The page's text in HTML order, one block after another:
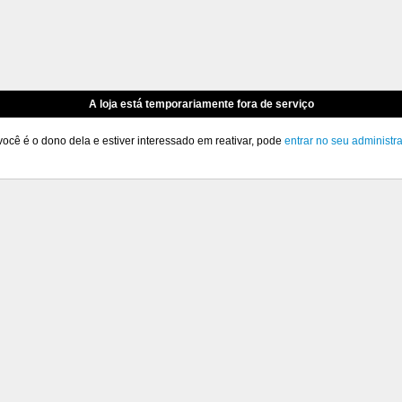
A loja está temporariamente fora de serviço
é o dono dela e estiver interessado em reativar, pode entrar no seu